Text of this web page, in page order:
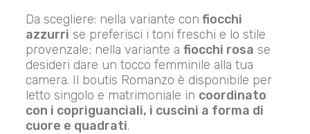
Da scegliere: nella variante con fiocchi
azzurri se preferisci i toni freschi e lo stile
provenzale; nella variante afiocchi rosa se
desideri dare un tocco femminile alla tua
camera. Il boutis Romanzo è disponibile per
letto singolo e matrimoniale in coordinato
con i copriguanciali, i cuscini a forma di
cuore e quadrati.